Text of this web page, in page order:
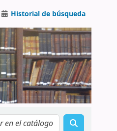
Historial de búsqueda